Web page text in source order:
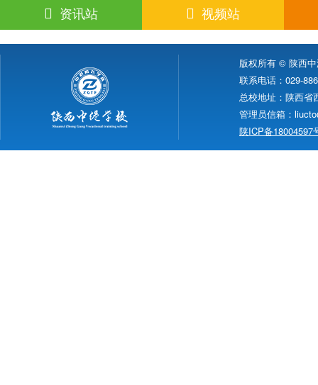
资讯站 视频站
版权所有 © 陕西
联系电话：029-
总校地址：陕西省
管理员信箱：
陕ICP备18004597